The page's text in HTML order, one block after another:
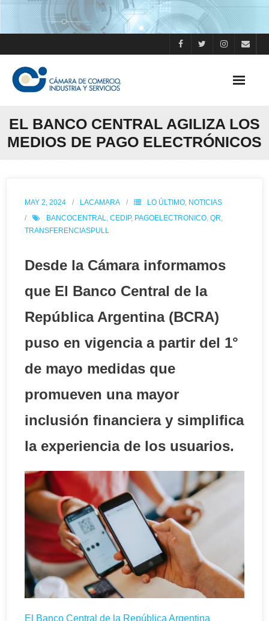
Skip
EL BANCO CENTRAL AGILIZA LOS
MEDIOS DE PAGO ELECTRÓNICOS
MAY 2, 2024 LACAMARA LO ÚLTIMO, NOTICIAS
BANCOCENTRAL, CEDIP, PAGOELECTRONICO, QR,
TRANSFERENCIASPULL
Desde la Cámara informamos
que El Banco Central de la
República Argentina (BCRA)
puso en vigencia a partir del 1°
de mayo medidas que
promueven una mayor
inclusión financiera y simplifica
la experiencia de los usuarios.
El Banco Central de la República Argentina